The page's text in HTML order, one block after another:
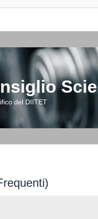
del DIITET